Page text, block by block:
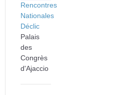
Rencontres
Nationales
Déclic
Palais
des
Congrès
d'Ajaccio